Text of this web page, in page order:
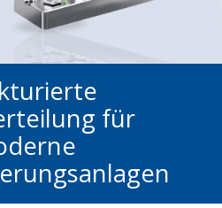
für